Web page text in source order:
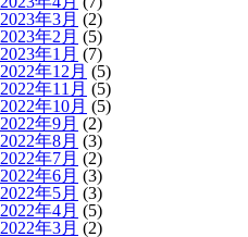
2023年3月 (2)
2023年2月 (5)
2023年1月 (7)
2022年12月 (5)
2022年11月 (5)
2022年10月 (5)
2022年9月 (2)
2022年8月 (3)
2022年7月 (2)
2022年6月 (3)
2022年5月 (3)
2022年4月 (5)
2022年3月 (2)